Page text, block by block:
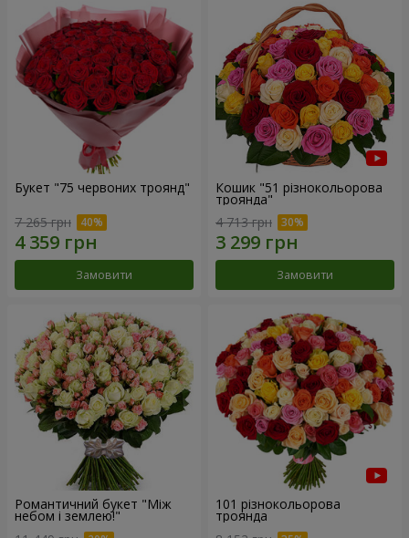
Букет "75 червоних троянд"
7 265 грн
Замовити
Кошик "51 різнокольорова
троянда"
4 713 грн
Замовити
Романтичний букет "Між
небом і землею!"
101 різнокольорова
троянда